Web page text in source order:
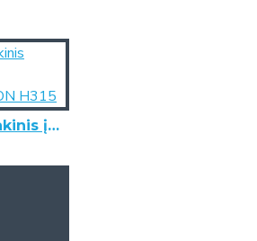
Adiabatinis ortakinis įmontuojamas oro drėkintuvas HUMON H315